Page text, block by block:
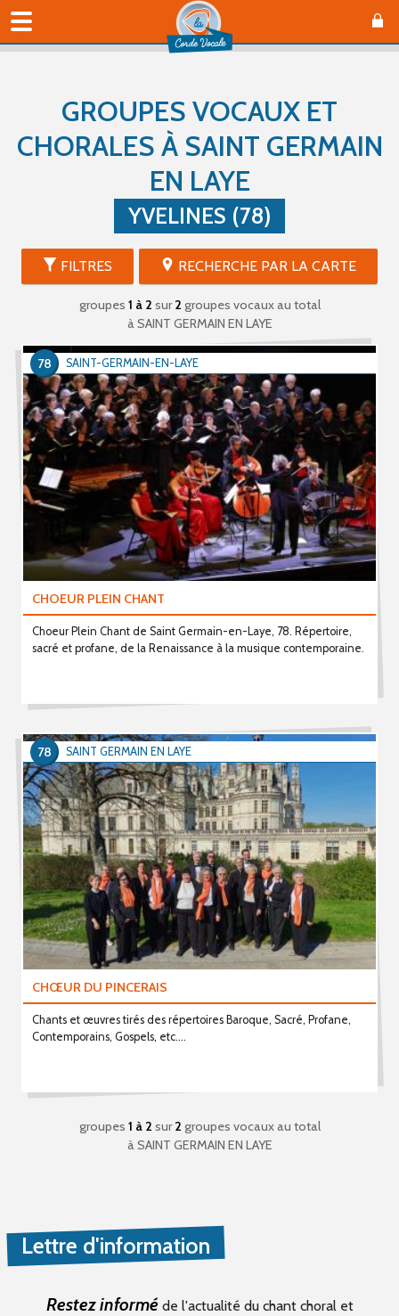
GROUPES VOCAUX ET
CHORALES À SAINT GERMAIN
EN LAYE
YVELINES (78)
FILTRES RECHERCHE PAR LA CARTE
groupes 1 à 2 sur2 groupes vocaux au total
à SAINT GERMAIN EN LAYE
CHOEUR PLEIN CHANT
Choeur Plein Chant de Saint Germain-en-Laye, 78. Répertoire,
sacré et profane, de la Renaissance à la musique contemporaine.
SAINT-GERMAIN-EN-LAYE
78
CHŒUR DU PINCERAIS
Chants et œuvres tirés des répertoires Baroque, Sacré, Profane,
Contemporains, Gospels, etc....
SAINT GERMAIN EN LAYE
78
groupes 1 à 2 sur2 groupes vocaux au total
à SAINT GERMAIN EN LAYE
Lettre d'information
Restez informé de l'actualité du chant choral et